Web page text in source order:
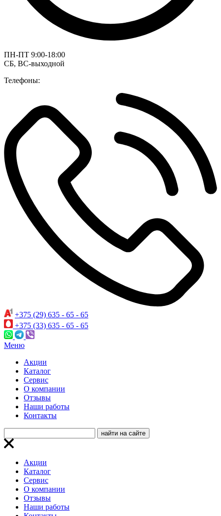
ПН-ПТ 9:00-18:00
СБ, ВС-выходной
Телефоны:
+375 (29) 635 - 65 - 65
+375 (33) 635 - 65 - 65
Меню
Акции
Каталог
Сервис
О компании
Отзывы
Наши работы
Контакты
Акции
Каталог
Сервис
О компании
Отзывы
Наши работы